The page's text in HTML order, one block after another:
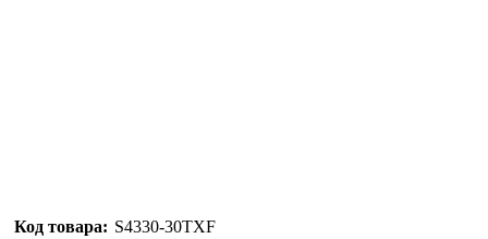
Код товара: S4330-30TXF